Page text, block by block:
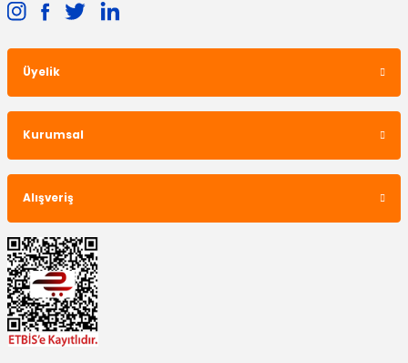
FOMOCO
Kızdırma Bujisi Ranger 2012/- 4 Adet
Üyelik
Kurumsal
Alışveriş